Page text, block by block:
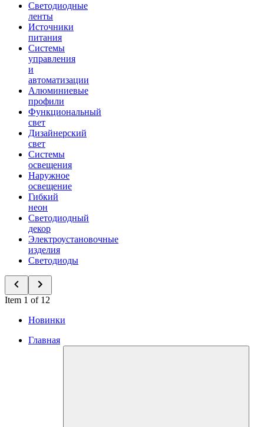
Светодиодные
ленты
Источники
питания
Системы
управления
и
автоматизации
Алюминиевые
профили
Функциональный
свет
Дизайнерский
свет
Системы
освещения
Наружное
освещение
Гибкий
неон
Светодиодный
декор
Электроустановочные
изделия
Светодиоды
Item 1 of 12
Новинки
Главная